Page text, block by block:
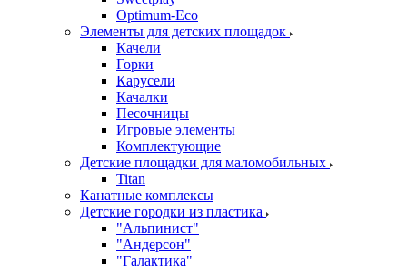
Оptimum-Еco
Элементы для детских площадок
Качели
Горки
Карусели
Качалки
Песочницы
Игровые элементы
Комплектующие
Детские площадки для маломобильных
Titan
Канатные комплексы
Детские городки из пластика
"Альпинист"
"Андерсон"
"Галактика"